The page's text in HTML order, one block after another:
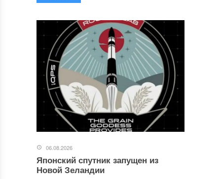
06.08.2026
Японский спутник запущен из
Новой Зеландии